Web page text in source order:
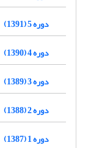
دوره 5 (1391)
دوره 4 (1390)
دوره 3 (1389)
دوره 2 (1388)
دوره 1 (1387)